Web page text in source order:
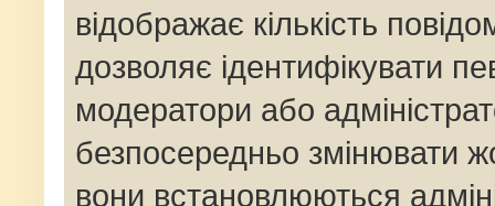
відображає кількість
дозволяє ідентифікувати
модератори або
безпосередньо змінювати
вони встановлюються